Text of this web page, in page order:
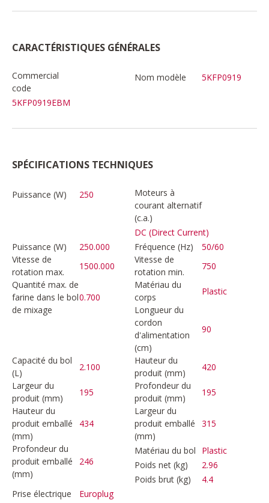
CARACTÉRISTIQUES GÉNÉRALES
Commercial
code
5KFP0919EBM
Nom modèle 5KFP0919
SPÉCIFICATIONS TECHNIQUES
Puissance (W) 250
Moteurs à
courant alternatif
(c.a.)
DC (Direct Current)
Puissance (W)
250.000 Fréquence (Hz)
50/60
Vitesse de
rotation max.
1500.000
Vitesse de
rotation min.
750
Quantité max. de
farine dans le bol
de mixage
0.700
Matériau du
corps
Plastic
Longueur du
cordon
d'alimentation
(cm)
90
Capacité du bol
(L)
2.100
Hauteur du
produit (mm)
420
Largeur du
produit (mm)
195
Profondeur du
produit (mm)
195
Hauteur du
produit emballé
(mm)
434
Largeur du
produit emballé
(mm)
315
Profondeur du
produit emballé
(mm)
246
Matériau du bol
Plastic
Poids net (kg)
2.96
Poids brut (kg)
4.4
Prise électrique
Europlug